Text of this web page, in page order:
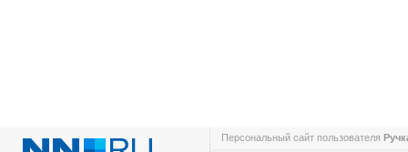
Персональный сайт пользователя